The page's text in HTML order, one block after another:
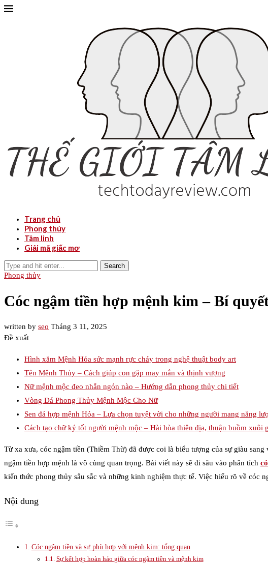
Trang chủ
Phong thủy
Tâm linh
Giải mã giấc mơ
Search
Phong thủy
Cóc ngậm tiền hợp mệnh kim – Bí
written by seo Tháng 3 11, 2025
Đề xuất
Hình xăm Mệnh Hỏa sức mạnh rực cháy trong nghệ thuật body art
Tên Mệnh Thủy – Cách giúp con gặp may mắn và thịnh vượng
Nữ mệnh mộc đeo nhẫn ngón nào – Hướng dẫn phong thủy chi tiết
Vòng Đá Phong Thủy Mệnh Mộc Cho Nữ
Sen đá hợp mệnh Hỏa – Lựa chọn tuyệt vời cho những người mang năng
Cách tạo chữ ký tốt người mệnh mộc – Hài hòa thiên địa, thuận buồm xuôi
Từ xa xưa, cóc ngậm tiền (Thiềm Thừ) đã được coi là biểu tượng của sự giàu
ngậm tiền hợp mệnh là vô cùng quan trọng. Bài viết này sẽ đi sâu vào phân tích
kiến thức phong thủy sâu sắc và những kinh nghiệm thực tế. Việc hiểu rõ về cóc
Nội dung
Cóc ngậm tiền và sự phù hợp với mệnh kim: tổng quan
Sự kết hợp hoàn hảo giữa cóc ngậm tiền và mệnh kim